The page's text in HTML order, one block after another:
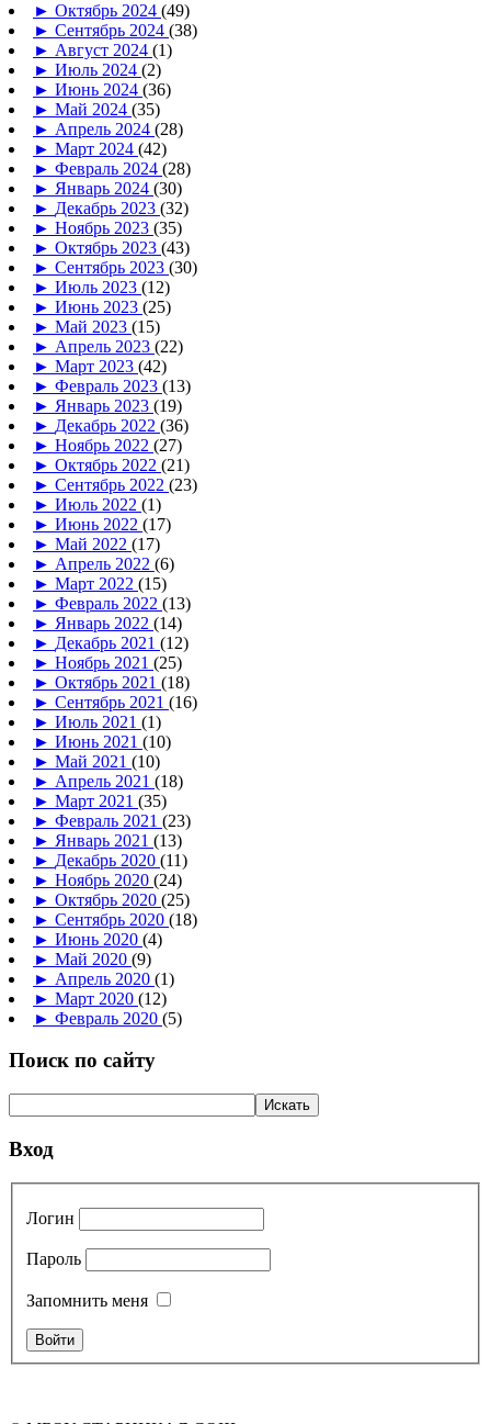
► Октябрь 2024 (49)
► Сентябрь 2024 (38)
► Август 2024 (1)
► Июль 2024 (2)
► Июнь 2024 (36)
► Май 2024 (35)
► Апрель 2024 (28)
► Март 2024 (42)
► Февраль 2024 (28)
► Январь 2024 (30)
► Декабрь 2023 (32)
► Ноябрь 2023 (35)
► Октябрь 2023 (43)
► Сентябрь 2023 (30)
► Июль 2023 (12)
► Июнь 2023 (25)
► Май 2023 (15)
► Апрель 2023 (22)
► Март 2023 (42)
► Февраль 2023 (13)
► Январь 2023 (19)
► Декабрь 2022 (36)
► Ноябрь 2022 (27)
► Октябрь 2022 (21)
► Сентябрь 2022 (23)
► Июль 2022 (1)
► Июнь 2022 (17)
► Май 2022 (17)
► Апрель 2022 (6)
► Март 2022 (15)
► Февраль 2022 (13)
► Январь 2022 (14)
► Декабрь 2021 (12)
► Ноябрь 2021 (25)
► Октябрь 2021 (18)
► Сентябрь 2021 (16)
► Июль 2021 (1)
► Июнь 2021 (10)
► Май 2021 (10)
► Апрель 2021 (18)
► Март 2021 (35)
► Февраль 2021 (23)
► Январь 2021 (13)
► Декабрь 2020 (11)
► Ноябрь 2020 (24)
► Октябрь 2020 (25)
► Сентябрь 2020 (18)
► Июнь 2020 (4)
► Май 2020 (9)
► Апрель 2020 (1)
► Март 2020 (12)
► Февраль 2020 (5)
Поиск по сайту
Вход
Логин
Пароль
Запомнить меня